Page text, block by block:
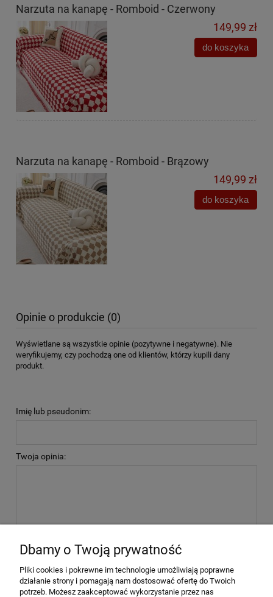
Narzuta na kanapę - Romboid - Czerwony
149,99 zł
do koszyka
Narzuta na kanapę - Romboid - Brązowy
149,99 zł
do koszyka
Opinie o produkcie (0)
Wyświetlane są wszystkie opinie (pozytywne i negatywne). Nie
weryfikujemy, czy pochodzą one od klientów, którzy kupili dany
produkt.
Imię lub pseudonim:
Twoja opinia:
Dbamy o Twoją prywatność
Pliki cookies i pokrewne im technologie umożliwiają poprawne
działanie strony i pomagają nam dostosować ofertę do Twoich
potrzeb. Możesz zaakceptować wykorzystanie przez nas